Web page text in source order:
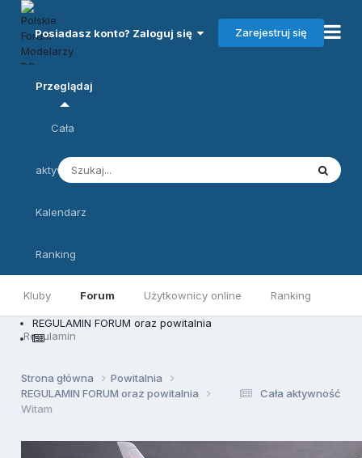
Posiadasz konto? Zaloguj się Zarejestruj się
Przeglądaj
Kluby Forum Użytkownicy online Ranking
Regulamin
Cała
aktywność
Kalendarz
Ranking
REGULAMIN FORUM oraz powitalnia
Cała aktywność
Strona główna
Powitalnia
REGULAMIN FORUM oraz powitalnia
Witam